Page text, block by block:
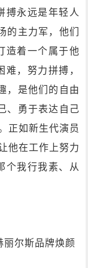
永远是年轻人
的主力军，他们
造着一个属于他
，努力拼搏，
，是他们的自由
、勇于表达自己
正如新生代演员
他在工作上努力
个我行我素、从
尔斯品牌焕颜